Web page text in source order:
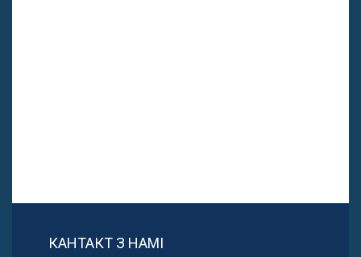
КАНТАКТ З НАМІ